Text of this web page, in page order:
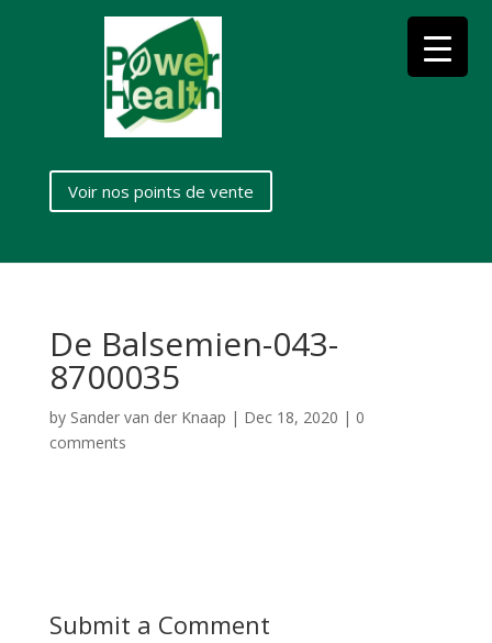
Voir nos points de vente
De Balsemien-043-
8700035
by Sander van der Knaap | Dec 18, 2020 | 0
comments
Submit a Comment